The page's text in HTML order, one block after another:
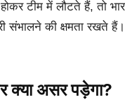
होकर टीम में लौटते हैं,
संभालने की क्षमता
क्या असर पड़ेगा?